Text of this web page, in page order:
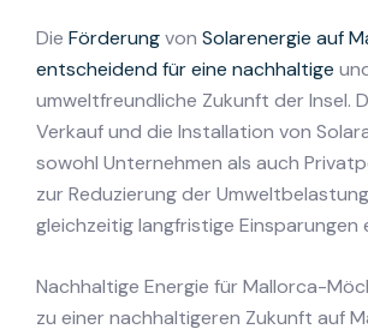
Die Förderungvon Solarenergie auf
entscheidend für eine nachhaltige
umweltfreundliche Zukunft der Insel.
Verkauf und die Installation von
sowohl Unternehmen als auch
zur Reduzierung der
gleichzeitig langfristige Einsparungen
Nachhaltige Energie für Mallorca-
zu einer nachhaltigeren Zukunft auf